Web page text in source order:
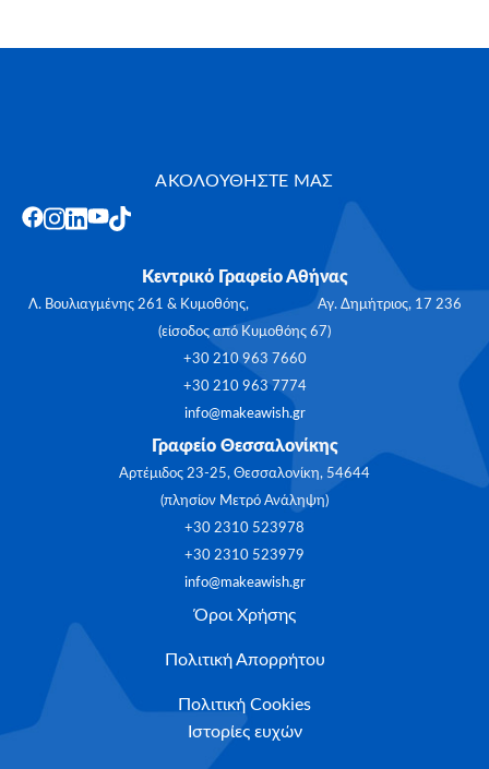
ΑΚΟΛΟΥΘΗΣΤΕ ΜΑΣ
Κεντρικό Γραφείο Αθήνας
Λ. Βουλιαγμένης 261 & Κυμοθόης, Αγ. Δημήτριος, 17 236
(είσοδος από Κυμοθόης 67)
+30 210 963 7660
+30 210 963 7774
info@makeawish.gr
Γραφείο Θεσσαλονίκης
Αρτέμιδος 23-25, Θεσσαλονίκη, 54644
(πλησίον Μετρό Ανάληψη)
+30 2310 523978
+30 2310 523979
info@makeawish.gr
Όροι Χρήσης
Πολιτική Απορρήτου
Πολιτική Cookies
Ιστορίες ευχών